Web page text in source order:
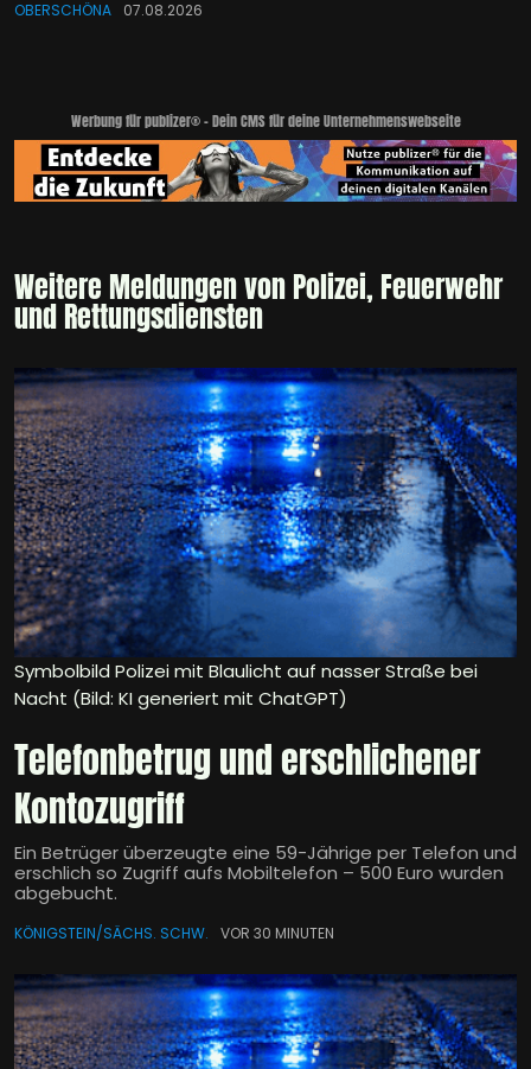
OBERSCHÖNA 07.08.2026
Werbung für publizer® - Dein CMS für deine Unternehmenswebseite
Weitere Meldungen von Polizei, Feuerwehr
und Rettungsdiensten
Symbolbild Polizei mit Blaulicht auf nasser Straße bei
Nacht (Bild: KI generiert mit ChatGPT)
Telefonbetrug und erschlichener
Kontozugriff
Ein Betrüger überzeugte eine 59-Jährige per Telefon und
erschlich so Zugriff aufs Mobiltelefon – 500 Euro wurden
abgebucht.
KÖNIGSTEIN/SÄCHS. SCHW. VOR 30 MINUTEN